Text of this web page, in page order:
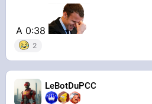
Vidéo Streamable
A 0:38
2
LeBotDuPCC